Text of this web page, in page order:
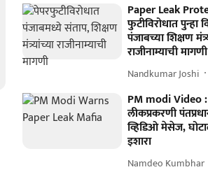
Paper Leak
फुटीविरोधात पुन्हा
पंजाबच्या शिक्षण
राजीनाम्याची मागणी
Nandkumar Joshi
PM modi Video
लीकप्रकरणी
व्हिडिओ मेसेज,
इशारा
Namdeo Kumbhar